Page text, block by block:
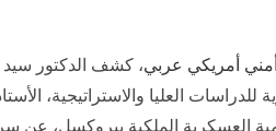
أمني أمريكي عربي، كشف الدكتور سيد
للدراسات العليا والاستراتيجية،
العسكرية الملكية ببروكسل، عن سر